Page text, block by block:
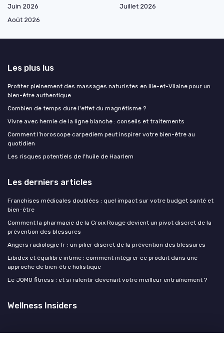
Juin 2026
Juillet 2026
Août 2026
Les plus lus
Profiter pleinement des massages naturistes en Ille-et-Vilaine pour un
bien-être authentique
Combien de temps dure l'effet du magnétisme ?
Vivre avec hernie de la ligne blanche : conseils et traitements
Comment l’horoscope carpediem peut inspirer votre bien-être au
quotidien
Les risques potentiels de l'huile de Haarlem
Les derniers articles
Franchises médicales doublées : quel impact sur votre budget santé et
bien-être
Comment la pharmacie de la Croix Rouge devient un pivot discret de la
prévention des blessures
Angers radiologie fr : un pilier discret de la prévention des blessures
Libidex et équilibre intime : comment intégrer ce produit dans une
approche de bien‑être holistique
Le JOMO fitness : et si ralentir devenait votre meilleur entraînement ?
Wellness Insiders